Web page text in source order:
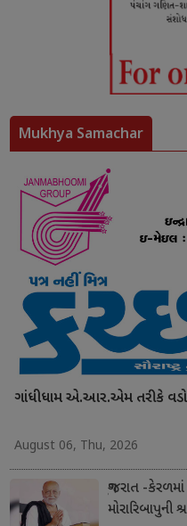
Mukhya Samachar
ગાંધીધામ એ.આર.એમ તરીકે
August 06, Thu, 2026
ગુજરાત -
મોરારિબાપુની